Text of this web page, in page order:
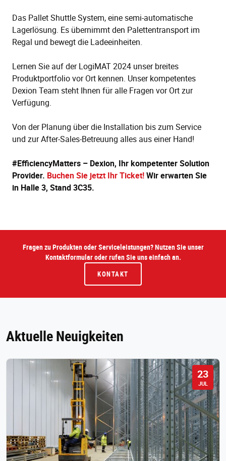
Das Pallet Shuttle System, eine semi-automatische
Lagerlösung. Es übernimmt den Palettentransport im
Regal und bewegt die Ladeeinheiten.
Lernen Sie auf der LogiMAT 2024 unser breites
Produktportfolio vor Ort kennen. Unser kompetentes
Dexion Team steht Ihnen für alle Fragen vor Ort zur
Verfügung.
Von der Planung über die Installation bis zum Service
und zur After-Sales-Betreuung alles aus einer Hand!
#EfficiencyMatters – Dexion, Ihr kompetenter Solution
Provider. Buchen Sie jetzt Ihr Ticket!Wir erwarten Sie
in Halle 3, Stand 3C35.
Fragen zu Produkten oder Serviceleistungen? Nutzen Sie unser
Kontaktformular oder rufen Sie uns einfach an.
KONTAKT
Aktuelle Neuigkeiten
23
JUL